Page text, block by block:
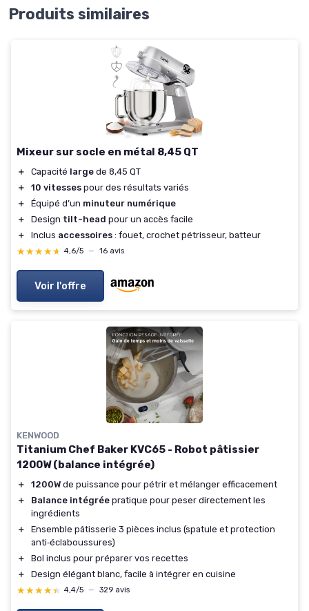
Produits similaires
Mixeur sur socle en métal 8,45 QT
＋ Capacité large de 8,45 QT
＋
10 vitesses pour des résultats variés
＋
Équipé d’un minuteur numérique
＋
Design tilt-head pour un accès facile
＋
Inclus accessoires : fouet, crochet pétrisseur, batteur
★★★★★
★★★★★ 4,6/5 — 16 avis
Voir l'offre
KENWOOD
Titanium Chef Baker KVC65 - Robot pâtissier
1200W (balance intégrée)
＋ 1200W de puissance pour pétrir et mélanger efficacement
＋
Balance intégrée pratique pour peser directement les
ingrédients
＋
Ensemble pâtisserie 3 pièces inclus (spatule et protection
anti‑éclaboussures)
＋
Bol inclus pour préparer vos recettes
＋
Design élégant blanc, facile à intégrer en cuisine
★★★★★
★★★★★ 4,4/5 — 329 avis